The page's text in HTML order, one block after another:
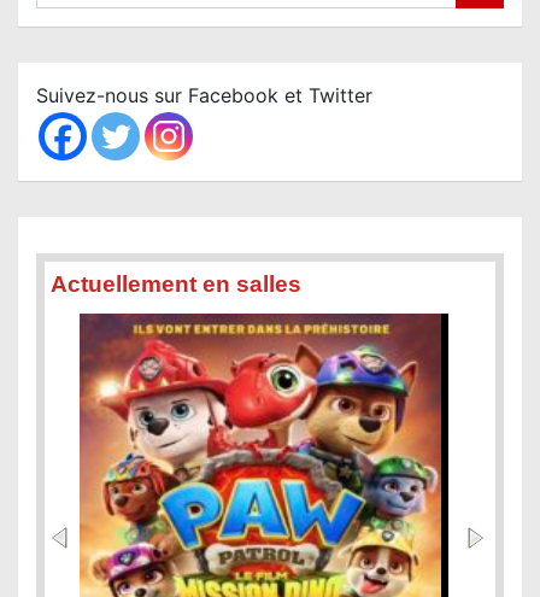
a
c
h
Suivez-nous sur Facebook et Twitter
Actuellement en salles